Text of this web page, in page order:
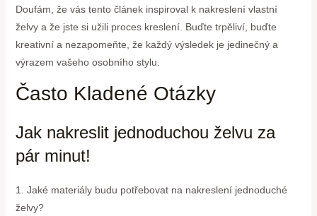
Doufám, že vás tento článek inspiroval k nakreslení vlastní
želvy a že jste si užili proces kreslení. Buďte trpěliví, buďte
kreativní a nezapomeňte, že každý výsledek je jedinečný a
výrazem vašeho osobního stylu.
Často Kladené Otázky
Jak nakreslit jednoduchou želvu za
pár minut!
1. Jaké materiály budu potřebovat na nakreslení jednoduché
želvy?